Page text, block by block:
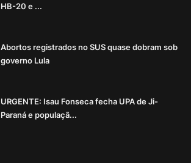
HB-20 e ...
Abortos registrados no SUS quase dobram sob
governo Lula
URGENTE: Isau Fonseca fecha UPA de Ji-
Paraná e populaçã...